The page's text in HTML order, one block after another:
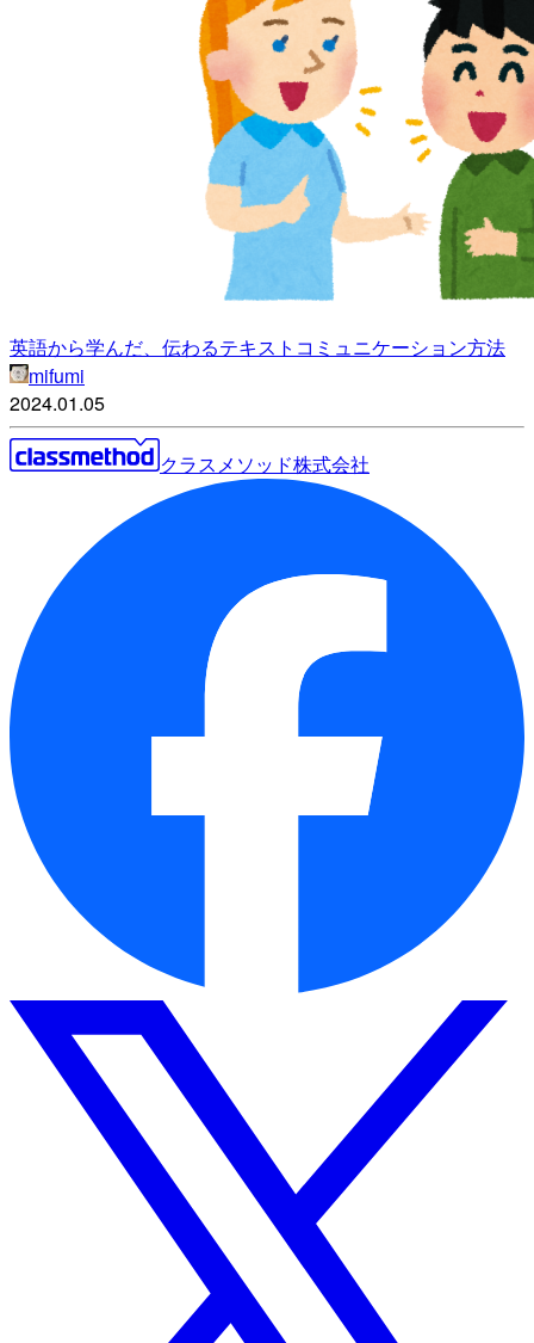
英語から学んだ、伝わるテキストコミュニケーション方法
mifumi
2024.01.05
クラスメソッド株式会社